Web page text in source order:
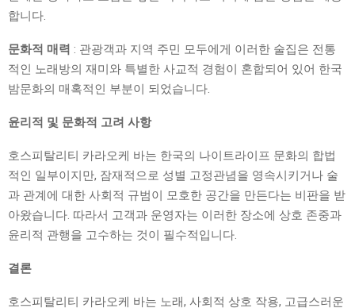
합니다.
문화적 매력 : 관광객과 지역 주민 모두에게 이러한 술집은 전통
적인 노래방의 재미와 특별한 사교적 경험이 혼합되어 있어 한국
밤문화의 매혹적인 부분이 되었습니다.
윤리적 및 문화적 고려 사항
호스피탈리티 카라오케 바는 한국의 나이트라이프 문화의 합법
적인 일부이지만, 잠재적으로 성별 고정관념을 영속시키거나 술
과 관계에 대한 사회적 규범이 모호한 공간을 만든다는 비판을 받
아왔습니다. 따라서 고객과 운영자는 이러한 장소에 상호 존중과
윤리적 관행을 고수하는 것이 필수적입니다.
결론
호스피탈리티 카라오케 바는 노래, 사회적 상호 작용, 고급스러운